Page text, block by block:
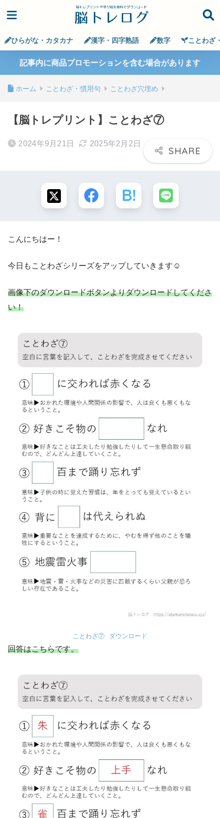
ひらがな・カタカナ 漢字・四字熟語 数字 ことわざ
記事内に商品プロモーションを含む場合があります
ホーム ことわざ・慣用句 ことわざ穴埋め
【脳トレプリント】ことわざ⑦
2024年9月21日 2025年2月2日
こんにちはー！
今日もことわざシリーズをアップしていきます☺
画像下のダウンロードボタンよりダウンロードしてくださ
い！
ことわざ⑦ ダウンロード
回答はこちらです。